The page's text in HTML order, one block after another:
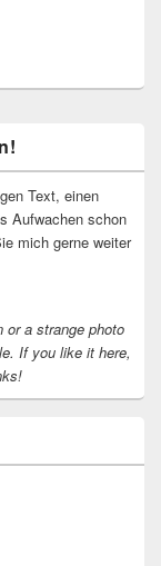
Text, einen
Aufwachen schon
mich gerne weiter
a strange photo
If you like it here,